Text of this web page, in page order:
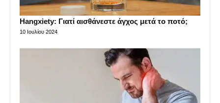
Hangxiety: Γιατί αισθάνεστε άγχος μετά το ποτό;
10 Ιουλίου 2024